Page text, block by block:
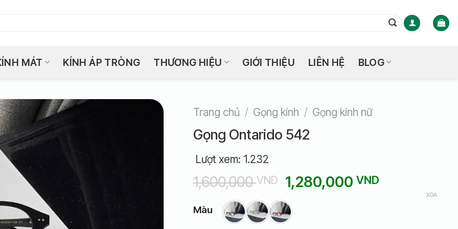
MÁT KÍNH ÁP TRÒNG THƯƠNG HIỆU GIỚI THIỆU LIÊN HỆ BLOG
Trang chủ / Gọng kính / Gọng kính nữ
Gọng Ontarido 542
Lượt xem: 1.232
1,600,000VND
Giá
gốc
là:
1,600,000 VND.
1,280,000VND
Màu
XÓA